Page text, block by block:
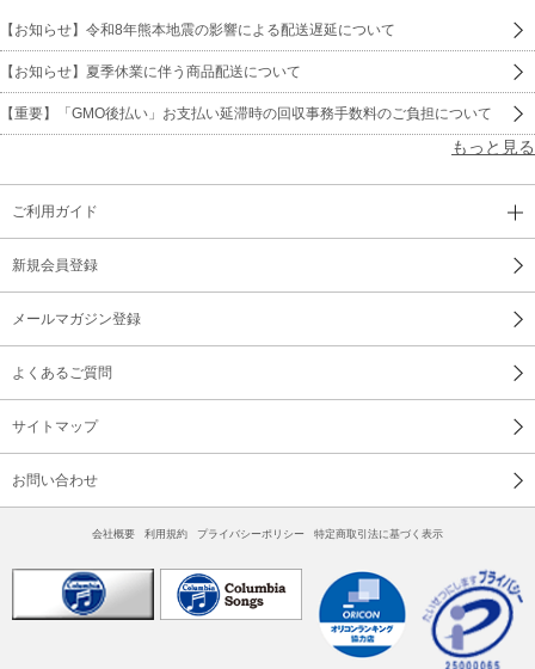
【お知らせ】令和8年熊本地震の影響による配送遅延について
【お知らせ】夏季休業に伴う商品配送について
【重要】「GMO後払い」お支払い延滞時の回収事務手数料のご負担について
もっと見る
ご利用ガイド
新規会員登録
メールマガジン登録
よくあるご質問
サイトマップ
お問い合わせ
会社概要 利用規約 プライバシーポリシー 特定商取引法に基づく表示